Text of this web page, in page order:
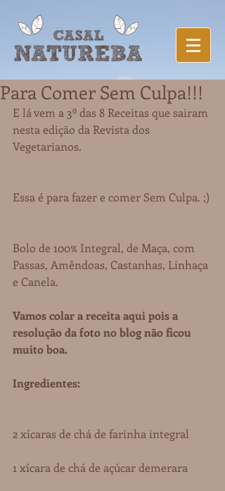
Para Comer Sem Culpa!!!
E lá vem a 3º das 8 Receitas que sairam
nesta edição da Revista dos
Vegetarianos.
Essa é para fazer e comer Sem Culpa. ;)
Bolo de 100% Integral, de Maça, com
Passas, Amêndoas, Castanhas, Linhaça
e Canela.
Vamos colar a receita aqui pois a
resolução da foto no blog não ficou
muito boa.
Ingredientes:
2 xícaras de chá de farinha integral
1 xícara de chá de açúcar demerara